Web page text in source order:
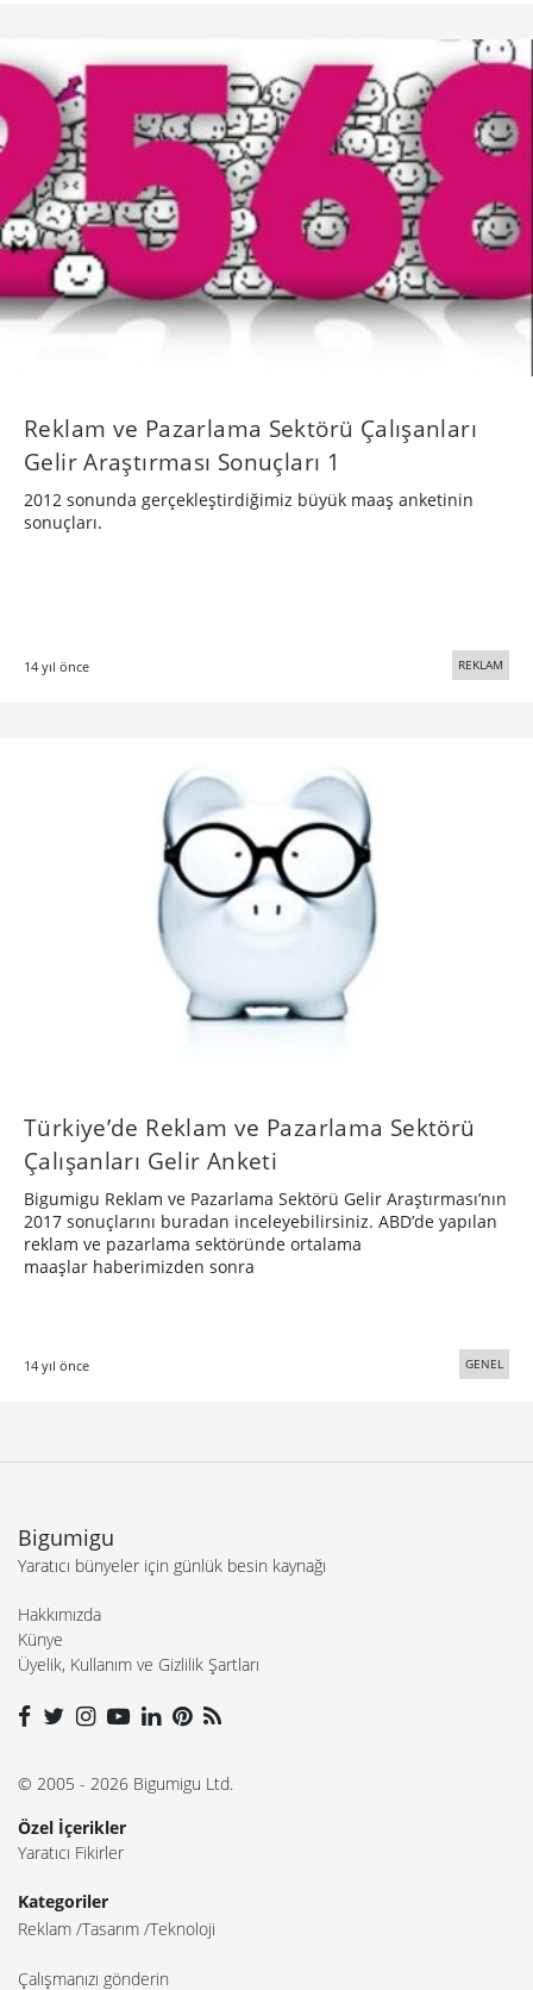
Reklam ve Pazarlama Sektörü Çalışanları
Gelir Araştırması Sonuçları 1
2012 sonunda gerçekleştirdiğimiz büyük maaş anketinin
sonuçları.
14 yıl önce REKLAM
Türkiye’de Reklam ve Pazarlama Sektörü
Çalışanları Gelir Anketi
Bigumigu Reklam ve Pazarlama Sektörü Gelir Araştırması’nın
2017 sonuçlarını buradan inceleyebilirsiniz. ABD’de yapılan
reklam ve pazarlama sektöründe ortalama
maaşlar haberimizden sonra
14 yıl önce GENEL
Bigumigu
Yaratıcı bünyeler için günlük besin kaynağı
Hakkımızda
Künye
Üyelik, Kullanım ve Gizlilik Şartları
© 2005 - 2026 Bigumigu Ltd.
Özel İçerikler
Yaratıcı Fikirler
Kategoriler
Reklam Tasarım Teknoloji
Çalışmanızı gönderin